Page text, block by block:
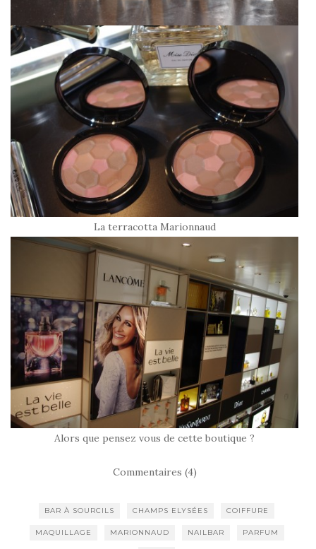
La terracotta Marionnaud
Alors que pensez vous de cette boutique ?
Commentaires (4)
BAR À SOURCILS CHAMPS ELYSÉES COIFFURE
MAQUILLAGE MARIONNAUD NAILBAR PARFUM